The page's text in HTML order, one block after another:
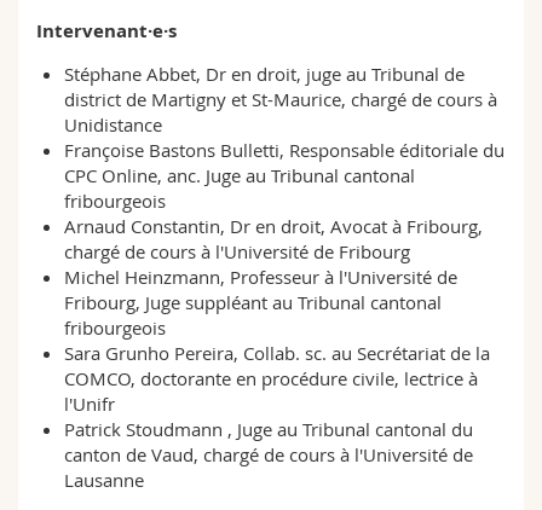
Intervenant·e·s
Stéphane Abbet, Dr en droit, juge au Tribunal de
district de Martigny et St-Maurice, chargé de cours à
Unidistance
Françoise Bastons Bulletti, Responsable éditoriale du
CPC Online, anc. Juge au Tribunal cantonal
fribourgeois
Arnaud Constantin, Dr en droit, Avocat à Fribourg,
chargé de cours à l'Université de Fribourg
Michel Heinzmann, Professeur à l'Université de
Fribourg, Juge suppléant au Tribunal cantonal
fribourgeois
Sara Grunho Pereira, Collab. sc. au Secrétariat de la
COMCO, doctorante en procédure civile, lectrice à
l'Unifr
Patrick Stoudmann , Juge au Tribunal cantonal du
canton de Vaud, chargé de cours à l'Université de
Lausanne